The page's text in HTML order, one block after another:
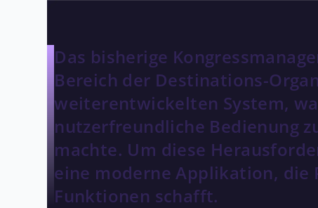
Das bisherige
Bereich der Destinations-
weiterentwickelten System,
nutzerfreundliche Bedienung
machte. Um diese
eine moderne Applikation, die
Funktionen schafft.